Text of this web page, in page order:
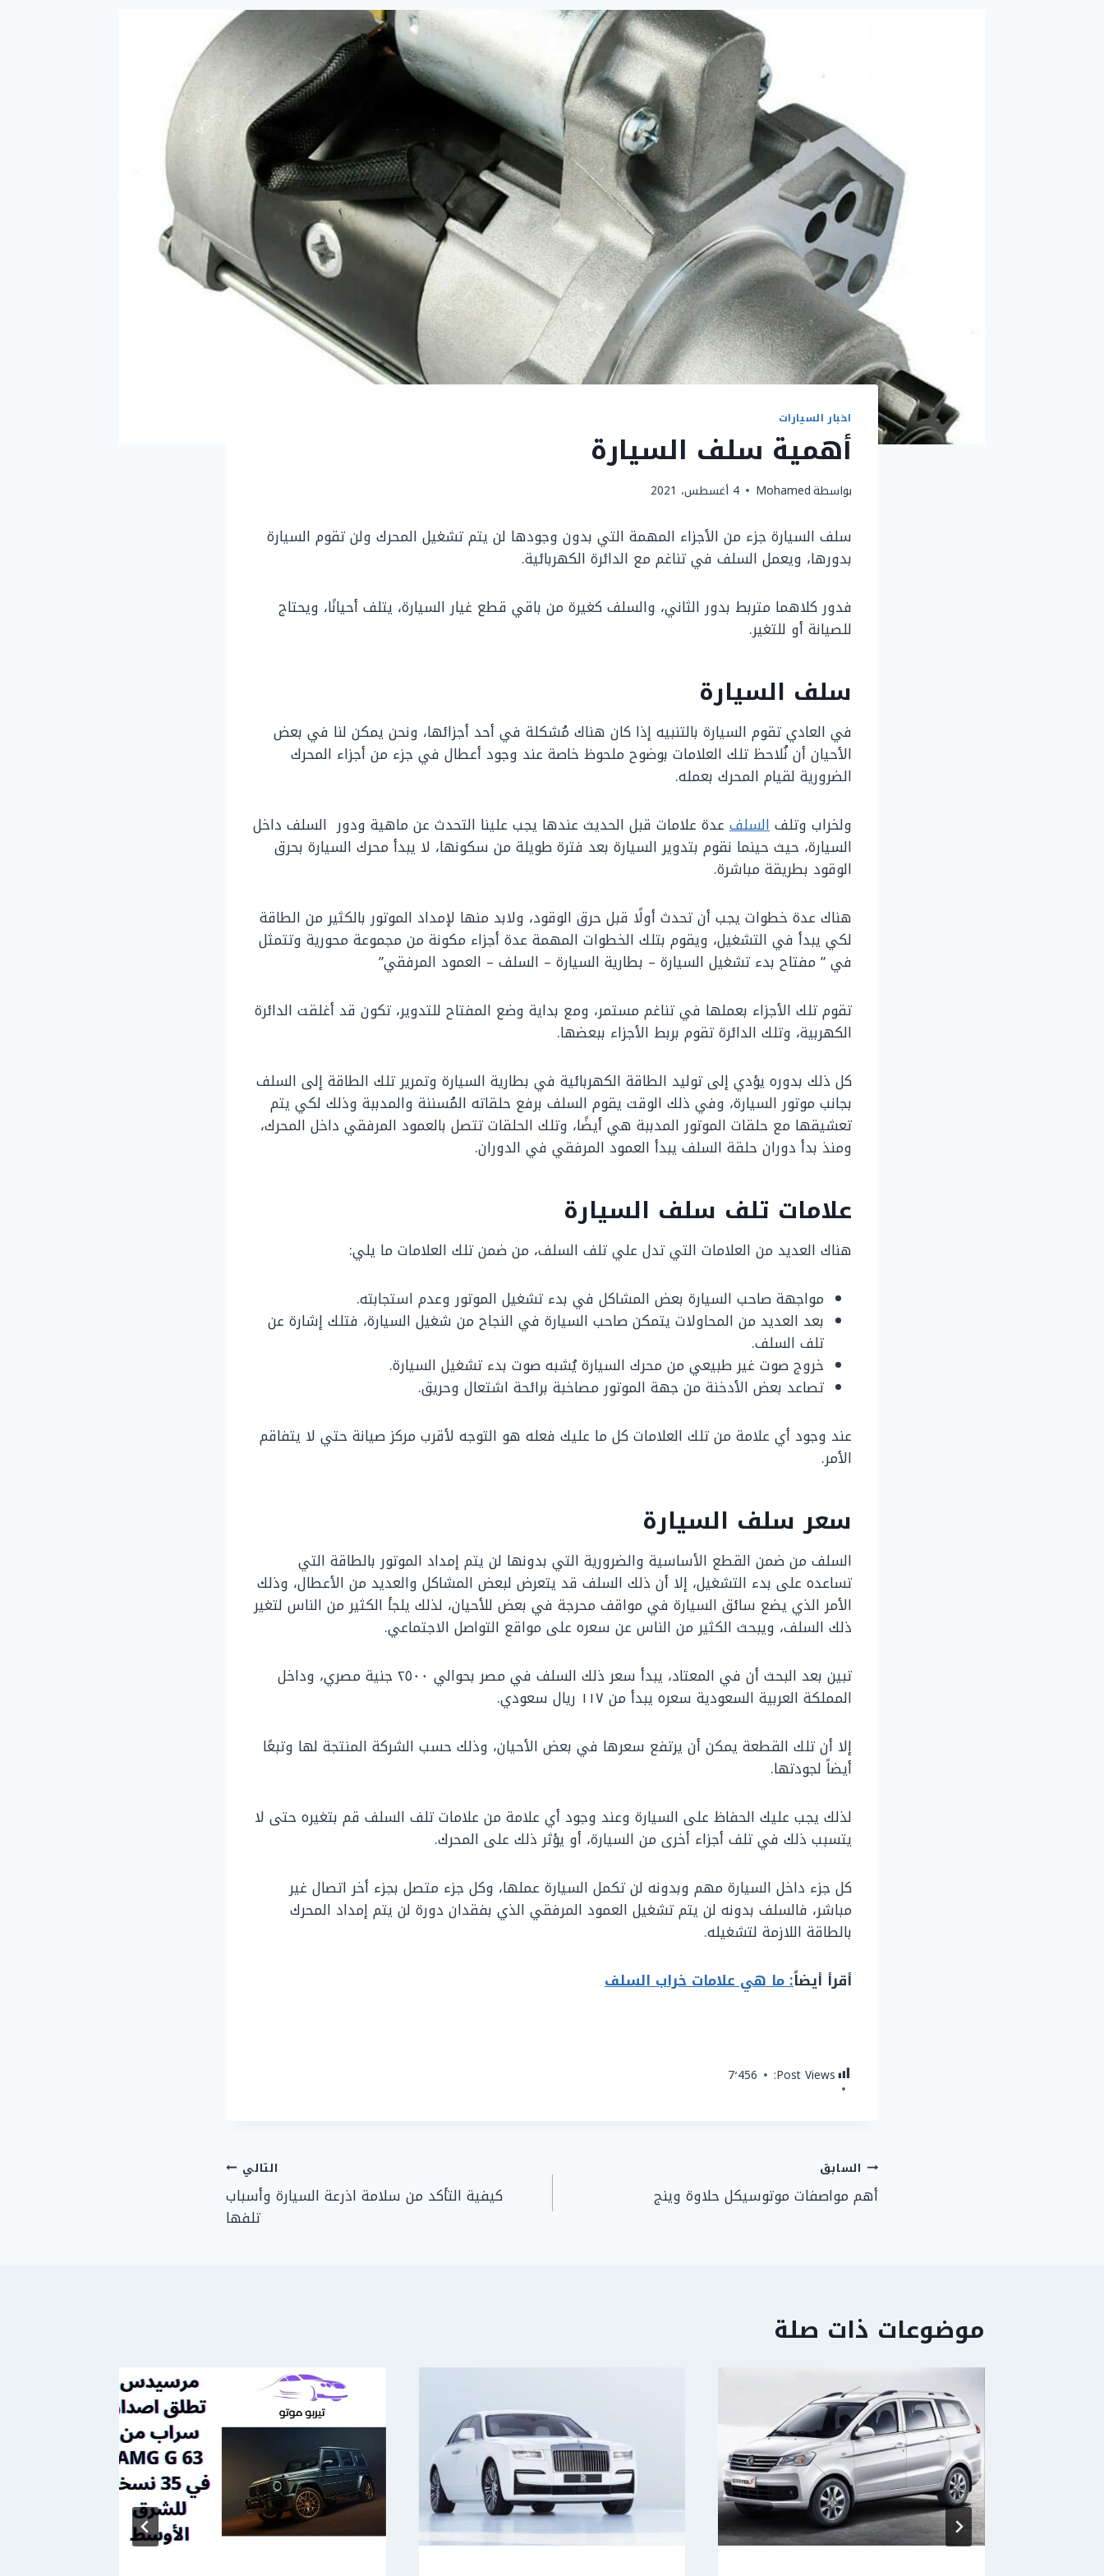
اخبار السيارات
أهمية سلف السيارة
بواسطةMohamed 4 أغسطس، 2021
سلف السيارة جزء من الأجزاء المهمة التي بدون وجودها لن يتم تشغيل المحرك ولن تقوم السيارة
بدورها، ويعمل السلف في تناغم مع الدائرة الكهربائية.
فدور كلاهما متربط بدور الثاني، والسلف كغيرة من باقي قطع غيار السيارة، يتلف أحيانًا، ويحتاج
للصيانة أو للتغير.
سلف السيارة
في العادي تقوم السيارة بالتنبيه إذا كان هناك مُشكلة في أحد أجزائها، ونحن يمكن لنا في بعض
الأحيان أن نُلاحظ تلك العلامات بوضوح ملحوظ خاصة عند وجود أعطال في جزء من أجزاء المحرك
الضرورية لقيام المحرك بعمله.
ولخراب وتلفالسلف عدة علامات قبل الحديث عندها يجب علينا التحدث عن ماهية ودور السلف داخل
السيارة، حيث حينما نقوم بتدوير السيارة بعد فترة طويلة من سكونها، لا يبدأ محرك السيارة بحرق
الوقود بطريقة مباشرة.
هناك عدة خطوات يجب أن تحدث أولًا قبل حرق الوقود، ولابد منها لإمداد الموتور بالكثير من الطاقة
لكي يبدأ في التشغيل، ويقوم بتلك الخطوات المهمة عدة أجزاء مكونة من مجموعة محورية وتتمثل
في ” مفتاح بدء تشغيل السيارة – بطارية السيارة – السلف – العمود المرفقي”
تقوم تلك الأجزاء بعملها في تناغم مستمر، ومع بداية وضع المفتاح للتدوير، تكون قد أغلقت الدائرة
الكهربية، وتلك الدائرة تقوم بربط الأجزاء ببعضها.
كل ذلك بدوره يؤدي إلى توليد الطاقة الكهربائية في بطارية السيارة وتمرير تلك الطاقة إلى السلف
بجانب موتور السيارة، وفي ذلك الوقت يقوم السلف برفع حلقاته المُسننة والمدببة وذلك لكي يتم
تعشيقها مع حلقات الموتور المدببة هي أيضًا، وتلك الحلقات تتصل بالعمود المرفقي داخل المحرك،
ومنذ بدأ دوران حلقة السلف يبدأ العمود المرفقي في الدوران.
علامات تلف سلف السيارة
هناك العديد من العلامات التي تدل علي تلف السلف، من ضمن تلك العلامات ما يلي:
مواجهة صاحب السيارة بعض المشاكل في بدء تشغيل الموتور وعدم استجابته.
بعد العديد من المحاولات يتمكن صاحب السيارة في النجاح من شغيل السيارة، فتلك إشارة عن
تلف السلف.
خروج صوت غير طبيعي من محرك السيارة يُشبه صوت بدء تشغيل السيارة.
تصاعد بعض الأدخنة من جهة الموتور مصاخبة برائحة اشتعال وحريق.
عند وجود أي علامة من تلك العلامات كل ما عليك فعله هو التوجه لأقرب مركز صيانة حتي لا يتفاقم
الأمر.
سعر سلف السيارة
السلف من ضمن القطع الأساسية والضرورية التي بدونها لن يتم إمداد الموتور بالطاقة التي
تساعده على بدء التشغيل، إلا أن ذلك السلف قد يتعرض لبعض المشاكل والعديد من الأعطال، وذلك
الأمر الذي يضع سائق السيارة في مواقف محرجة في بعض للأحيان، لذلك يلجأ الكثير من الناس لتغير
ذلك السلف، ويبحث الكثير من الناس عن سعره على مواقع التواصل الاجتماعي.
تبين بعد البحث أن في المعتاد، يبدأ سعر ذلك السلف في مصر بحوالي ٢٥٠٠ جنية مصري، وداخل
المملكة العربية السعودية سعره يبدأ من ١١٧ ريال سعودي.
إلا أن تلك القطعة يمكن أن يرتفع سعرها في بعض الأحيان، وذلك حسب الشركة المنتجة لها وتبعًا
أيضاً لجودتها.
لذلك يجب عليك الحفاظ على السيارة وعند وجود أي علامة من علامات تلف السلف قم بتغيره حتى لا
يتسبب ذلك في تلف أجزاء أخرى من السيارة، أو يؤثر ذلك على المحرك.
كل جزء داخل السيارة مهم وبدونه لن تكمل السيارة عملها، وكل جزء متصل بجزء أخر اتصال غير
مباشر، فالسلف بدونه لن يتم تشغيل العمود المرفقي الذي بفقدان دورة لن يتم إمداد المحرك
بالطاقة اللازمة لتشغيله.
أقرأ أيضاً: ما هي علامات خراب السلف
Post Views: 7٬456
تصفّح
المقالات
السابق
أهم مواصفات موتوسيكل حلاوة وينج
التالي
كيفية التأكد من سلامة اذرعة السيارة وأسباب
تلفها
موضوعات ذات صلة